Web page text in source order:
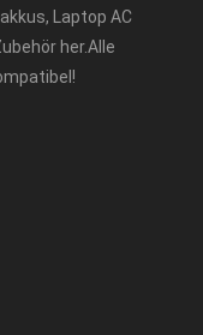
Laptop AC
her.Alle